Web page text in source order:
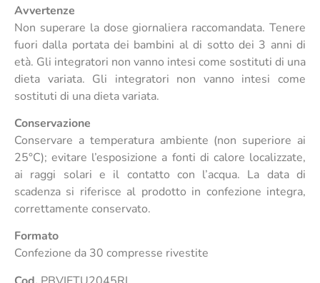
Avvertenze
Non superare la dose giornaliera raccomandata. Tenere
fuori dalla portata dei bambini al di sotto dei 3 anni di
età. Gli integratori non vanno intesi come sostituti di una
dieta variata. Gli integratori non vanno intesi come
sostituti di una dieta variata.
Conservazione
Conservare a temperatura ambiente (non superiore ai
25°C); evitare l’esposizione a fonti di calore localizzate,
ai raggi solari e il contatto con l’acqua. La data di
scadenza si riferisce al prodotto in confezione integra,
correttamente conservato.
Formato
Confezione da 30 compresse rivestite